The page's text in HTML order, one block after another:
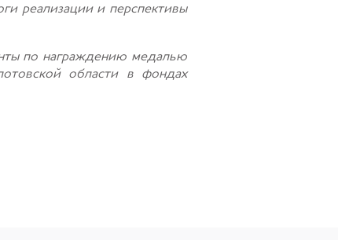
реализации и перспективы
по награждению медалью
области в фондах